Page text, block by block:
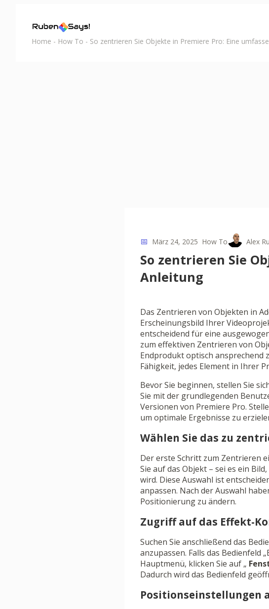
Home - How To - So zentrieren Sie Objekte in Premiere Pro: Eine
📅 März 24, 2025 How To Alex
So zentrieren Sie
Anleitung
Das Zentrieren von Objekten in
Erscheinungsbild Ihrer
entscheidend für eine
zum effektiven Zentrieren von
Endprodukt optisch ansprechend
Fähigkeit, jedes Element in Ihrer
Bevor Sie beginnen, stellen Sie
Sie mit der grundlegenden
Versionen von Premiere Pro.
um optimale Ergebnisse zu
Wählen Sie das zu
Der erste Schritt zum Zentrieren
Sie auf das Objekt – sei es ein
wird. Diese Auswahl ist
anpassen. Nach der Auswahl
Positionierung zu ändern.
Zugriff auf das Effekt-
Suchen Sie anschließend das
anzupassen. Falls das Bedienfeld
Hauptmenü, klicken Sie auf „
Dadurch wird das Bedienfeld
Positionseinstellungen